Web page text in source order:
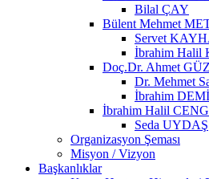
Bilal ÇAY
Bülent Mehmet
Servet
İbrahim Halil
Doç.Dr. Ahmet
Dr. Mehmet
İbrahim
İbrahim Halil
Seda UYDAŞ
Organizasyon Şeması
Misyon / Vizyon
Başkanlıklar